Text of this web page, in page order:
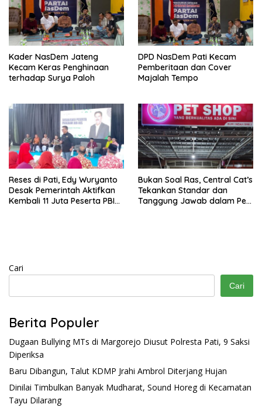
Kader NasDem Jateng
Kecam Keras Penghinaan
terhadap Surya Paloh
DPD NasDem Pati Kecam
Pemberitaan dan Cover
Majalah Tempo
Reses di Pati, Edy Wuryanto
Desak Pemerintah Aktifkan
Kembali 11 Juta Peserta PBI
Bukan Soal Ras, Central Cat’s
Tekankan Standar dan
Tanggung Jawab dalam Pet
Cari
Cari
Berita Populer
Dugaan Bullying MTs di Margorejo Diusut Polresta Pati, 9 Saksi
Diperiksa
Baru Dibangun, Talut KDMP Jrahi Ambrol Diterjang Hujan
Dinilai Timbulkan Banyak Mudharat, Sound Horeg di Kecamatan
Tayu Dilarang